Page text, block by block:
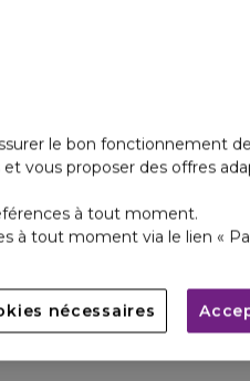
le bon fonctionnement
vous proposer des offres
à tout moment.
à tout moment via le lien «
nécessaires